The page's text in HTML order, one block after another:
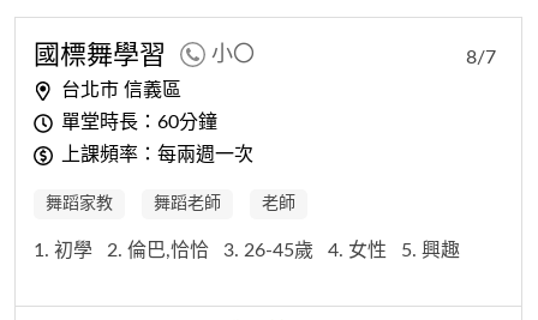
國標舞學習 小〇
台北市 信義區
單堂時長：60分鐘
上課頻率：每兩週一次
8/7
舞蹈家教 舞蹈老師 老師
1. 初學 2. 倫巴,恰恰 3. 26-45歲 4. 女性 5. 興趣